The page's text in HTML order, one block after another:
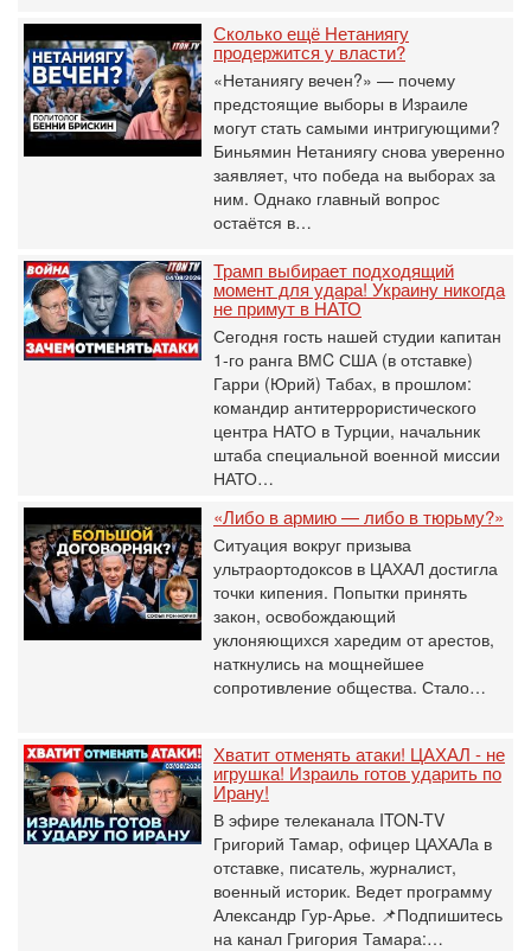
Сколько ещё Нетаниягу
продержится у власти?
«Нетаниягу вечен?» — почему
предстоящие выборы в Израиле
могут стать самыми интригующими?
Биньямин Нетаниягу снова уверенно
заявляет, что победа на выборах за
ним. Однако главный вопрос
остаётся в…
Трамп выбирает подходящий
момент для удара! Украину никогда
не примут в НАТО
Сегодня гость нашей студии капитан
1-го ранга ВМC США (в отставке)
Гарри (Юрий) Табах, в прошлом:
командир антитеррористического
центра НАТО в Турции, начальник
штаба специальной военной миссии
НАТО…
«Либо в армию — либо в тюрьму?»
Ситуация вокруг призыва
ультраортодоксов в ЦАХАЛ достигла
точки кипения. Попытки принять
закон, освобождающий
уклоняющихся харедим от арестов,
наткнулись на мощнейшее
сопротивление общества. Стало…
Хватит отменять атаки! ЦАХАЛ - не
игрушка! Израиль готов ударить по
Ирану!
В эфире телеканала ITON-TV
Григорий Тамар, офицер ЦАХАЛа в
отставке, писатель, журналист,
военный историк. Ведет программу
Александр Гур-Арье. 📌Подпишитесь
на канал Григория Тамара:…